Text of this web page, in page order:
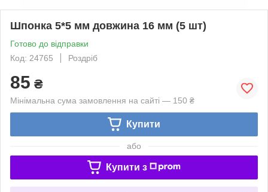
Шпонка 5*5 мм довжина 16 мм (5 шт)
Готово до відправки
Код: 24765
Роздріб
85 ₴
Мінімальна сума замовлення на сайті — 150 ₴
Купити
або
Купити з